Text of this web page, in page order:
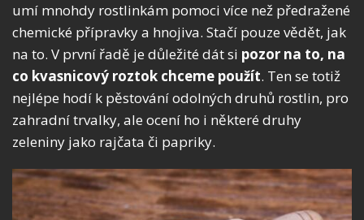
umí mnohdy rostlinkám pomoci více než předražené
chemické přípravky a hnojiva. Stačí pouze vědět, jak
na to. V první řadě je důležité dát si pozor na to, na
co kvasnicový roztok chceme použít. Ten se totiž
nejlépe hodí k pěstování odolných druhů rostlin, pro
zahradní trvalky, ale ocení ho i některé druhy
zeleniny jako rajčata či papriky.